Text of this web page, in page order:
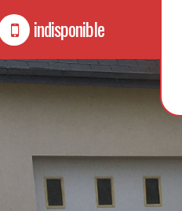
indisponible